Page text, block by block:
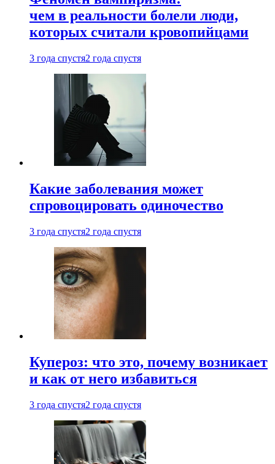
чем в реальности болели люди,
которых считали кровопийцами
3 года спустя2 года спустя
Какие заболевания может
спровоцировать одиночество
3 года спустя2 года спустя
Купероз: что это, почему возникает
и как от него избавиться
3 года спустя2 года спустя